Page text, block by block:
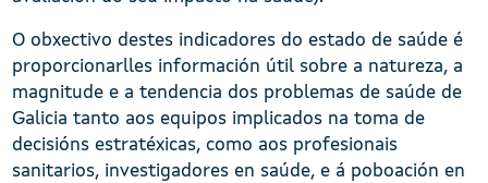
O obxectivo destes indicadores do estado de saúde é
proporcionarlles información útil sobre a natureza, a
magnitude e a tendencia dos problemas de saúde de
Galicia tanto aos equipos implicados na toma de
decisións estratéxicas, como aos profesionais
sanitarios, investigadores en saúde, e á poboación en